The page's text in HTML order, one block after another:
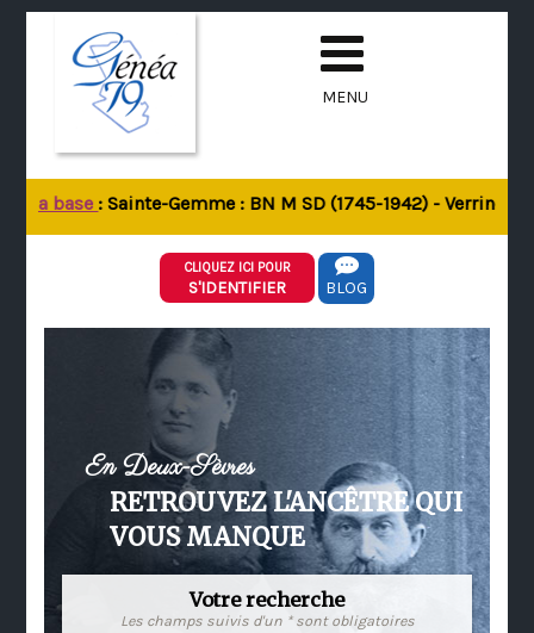
MENU
la base: Sainte-Gemme : BN M SD (1745-1942) - Verrines-
CLIQUEZ ICI POUR
S'IDENTIFIER BLOG
En Deux-Sèvres
RETROUVEZ L'ANCÊTRE QUI
VOUS MANQUE
Votre recherche
Les champs suivis d'un * sont obligatoires